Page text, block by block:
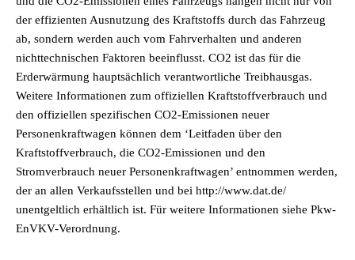
der effizienten Ausnutzung des Kraftstoffs durch das Fahrzeug
ab, sondern werden auch vom Fahrverhalten und anderen
nichttechnischen Faktoren beeinflusst. CO2 ist das für die
Erderwärmung hauptsächlich verantwortliche Treibhausgas.
Weitere Informationen zum offiziellen Kraftstoffverbrauch und
den offiziellen spezifischen CO2-Emissionen neuer
Personenkraftwagen können dem ‘Leitfaden über den
Kraftstoffverbrauch, die CO2-Emissionen und den
Stromverbrauch neuer Personenkraftwagen’ entnommen werden,
der an allen Verkaufsstellen und bei http://www.dat.de/
unentgeltlich erhältlich ist. Für weitere Informationen siehe Pkw-
EnVKV-Verordnung.